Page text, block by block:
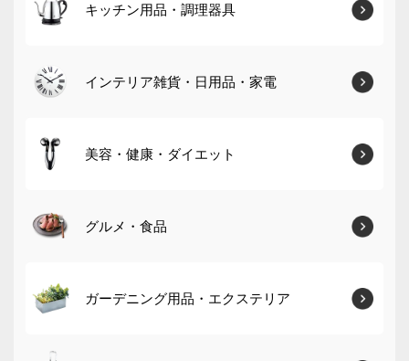
キッチン用品・調理器具
インテリア雑貨・日用品・家電
美容・健康・ダイエット
グルメ・食品
ガーデニング用品・エクステリア